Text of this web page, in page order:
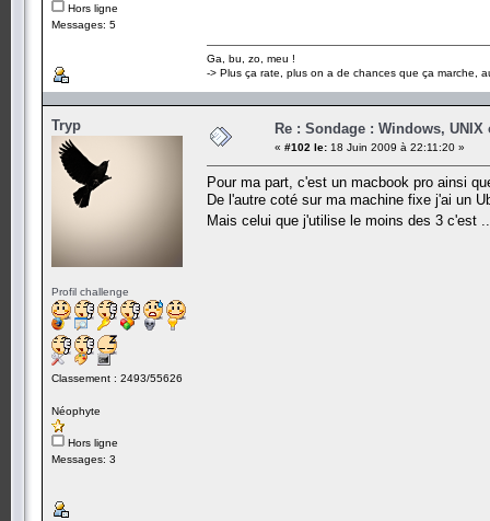
Hors ligne
Messages: 5
Ga, bu, zo, meu !
-> Plus ça rate, plus on a de chances que ça marche,
Tryp
Profil challenge
Classement : 2493/55626
Néophyte
Hors ligne
Messages: 3
Re : Sondage : Windows, UNIX
« #102 le: 18 Juin 2009 à 22:11:20 »
Pour ma part, c'est un macbook pro ainsi
De l'autre coté sur ma machine fixe j'ai un
Mais celui que j'utilise le moins des 3